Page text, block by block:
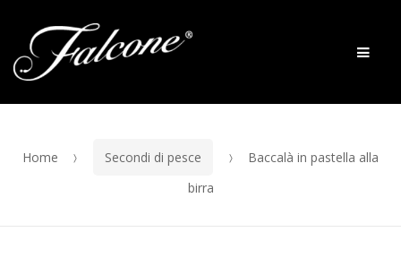
Skip to navigation
Skip to content
Home Secondi di pesce
Baccalà in pastella alla
birra